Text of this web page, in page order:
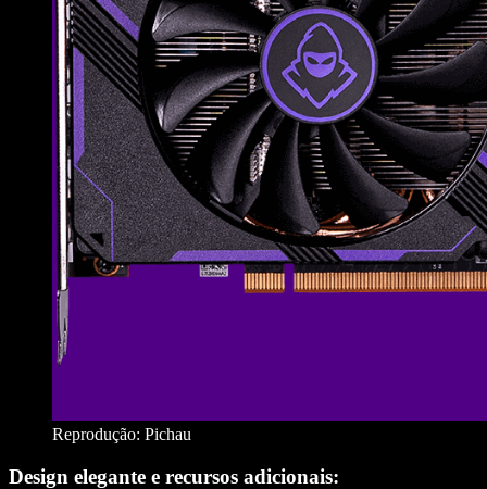
Reprodução: Pichau
Design elegante e recursos adicionais: